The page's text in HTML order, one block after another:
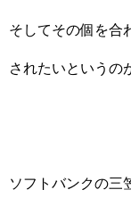
そしてその個を合
されたいというの
ソフトバンクの三